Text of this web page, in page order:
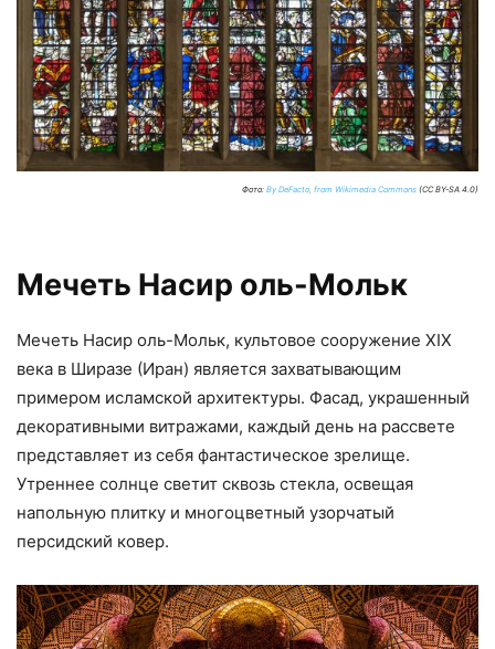
Фото: By DeFacto, from Wikimedia Commons (CC BY-SA 4.0)
Мечеть Насир оль-Мольк
Мечеть Насир оль-Мольк, культовое сооружение XIX
века в Ширазе (Иран) является захватывающим
примером исламской архитектуры. Фасад, украшенный
декоративными витражами, каждый день на рассвете
представляет из себя фантастическое зрелище.
Утреннее солнце светит сквозь стекла, освещая
напольную плитку и многоцветный узорчатый
персидский ковер.